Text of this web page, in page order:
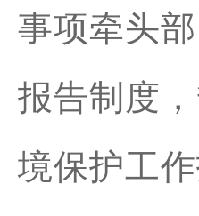
事项牵头
报告制度
境保护工